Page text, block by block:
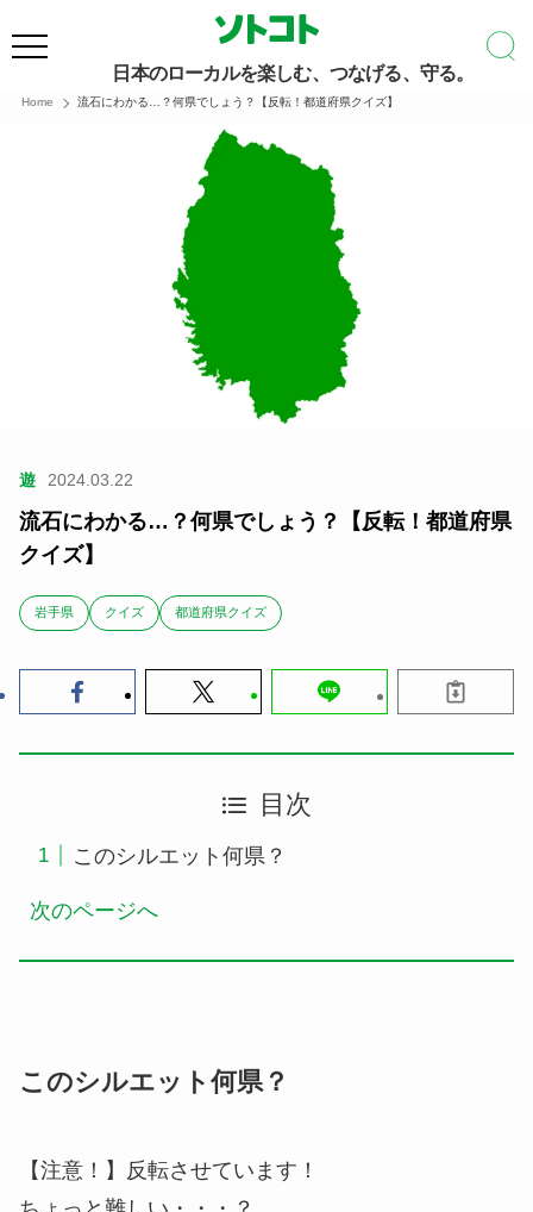
日本のローカルを楽しむ、つなげる、守る。
Home 流石にわかる…？何県でしょう？【反転！都道府県クイズ】
遊 2024.03.22
流石にわかる…？何県でしょう？【反転！都道府県
クイズ】
岩手県 クイズ 都道府県クイズ
目次
このシルエット何県？
次のページへ
このシルエット何県？
【注意！】反転させています！